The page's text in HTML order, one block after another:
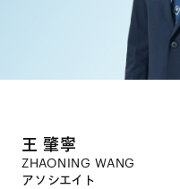
王 肇寧
ZHAONING WANG
アソシエイト